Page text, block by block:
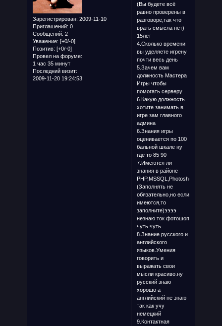
Зарегистрирован: 2009-11-10
Приглашений: 0
Сообщений: 2
Уважение: [+0/-0]
Позитив: [+0/-0]
Провел на форуме:
1 час 35 минут
Последний визит:
2009-11-20 19:24:53
(Вы будете всё
равно проверены в
разговоре,так что
врать смысла нет)
15лет
4.Сколько времени
вы уделяете игрену
почти весь день
5.Зачем вам
должность Мастера
Игры чтобы
помогать серверу
6.Какую должность
хотите занимать в
игре зам главного
админа
6.Знания игры
оценивается по 100
бальной шкале ну
где то 85 90
7.Имеются ли
знания в районе
PHP,MSSQL,Photoshop
(Заполнять не
обязательно,но если
имеются,то
заполните)ээээ
незнаю ток фотошоп
чуть чуть
8.Знание русского и
английского
языков.Умения
говорить и
выражать свои
мысли красиво.ну
русский знаю
хорошо а
английский не знаю
так как учу
немецкий
9.Контактная